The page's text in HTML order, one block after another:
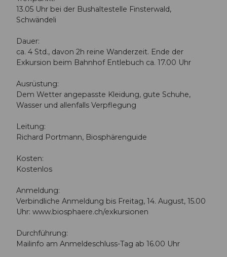
13.05 Uhr bei der Bushaltestelle Finsterwald,
Schwändeli
Dauer:
ca. 4 Std., davon 2h reine Wanderzeit. Ende der
Exkursion beim Bahnhof Entlebuch ca. 17.00 Uhr
Ausrüstung:
Dem Wetter angepasste Kleidung, gute Schuhe,
Wasser und allenfalls Verpflegung
Leitung:
Richard Portmann, Biosphärenguide
Kosten:
Kostenlos
Anmeldung:
Verbindliche Anmeldung bis Freitag, 14. August, 15.00
Uhr: www.biosphaere.ch/exkursionen
Durchführung:
Mailinfo am Anmeldeschluss-Tag ab 16.00 Uhr